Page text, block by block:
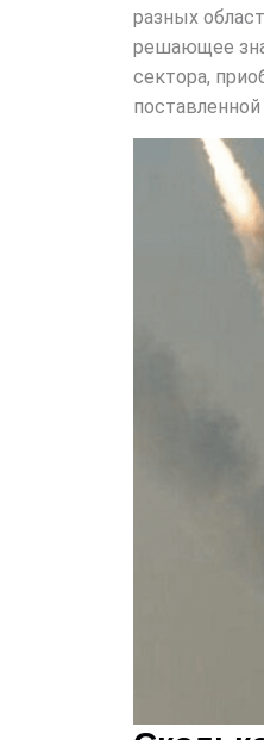
разных
решающее
сектора,
поставленной